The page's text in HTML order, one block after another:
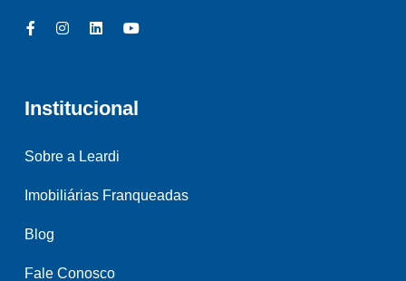
Institucional
Sobre a Leardi
Imobiliárias Franqueadas
Blog
Fale Conosco